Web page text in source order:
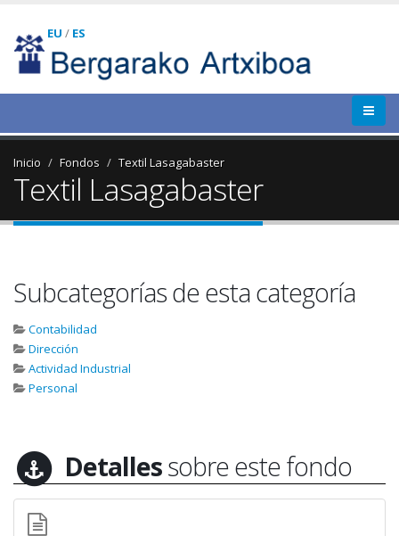
EU / ES
Inicio Fondos Textil Lasagabaster
Textil Lasagabaster
Subcategorías de esta categoría
Contabilidad
Dirección
Actividad Industrial
Personal
Detallessobre este fondo